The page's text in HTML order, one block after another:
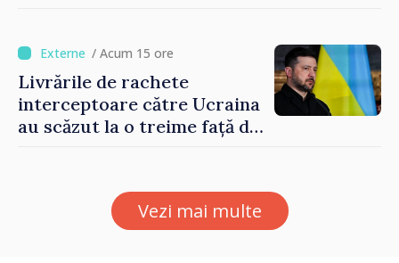
/ Acum 15 ore
Livrările de rachete
interceptoare către Ucraina
au scăzut la o treime față de
Vezi mai multe